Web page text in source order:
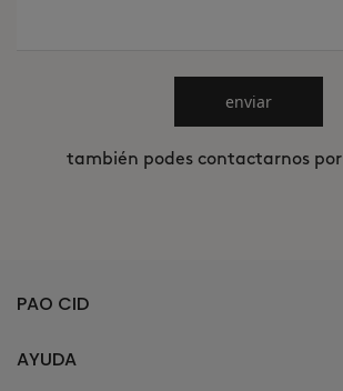
enviar
también podes contactarnos por
PAO CID
AYUDA